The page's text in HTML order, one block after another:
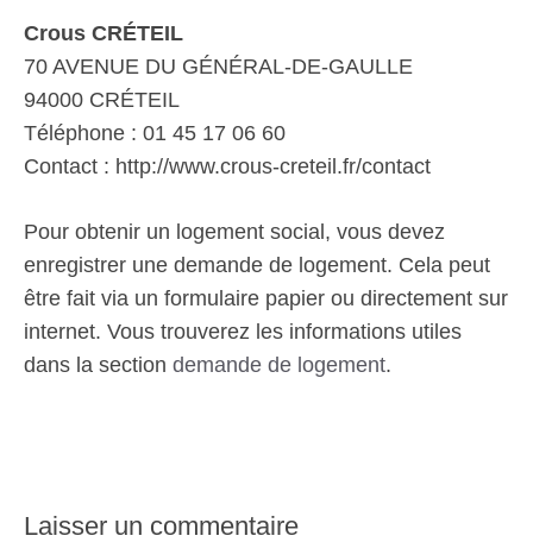
Crous CRÉTEIL
70 AVENUE DU GÉNÉRAL-DE-GAULLE
94000 CRÉTEIL
Téléphone : 01 45 17 06 60
Contact : http://www.crous-creteil.fr/contact
Pour obtenir un logement social, vous devez
enregistrer une demande de logement. Cela peut
être fait via un formulaire papier ou directement sur
internet. Vous trouverez les informations utiles
dans la section demande de logement.
Laisser un commentaire